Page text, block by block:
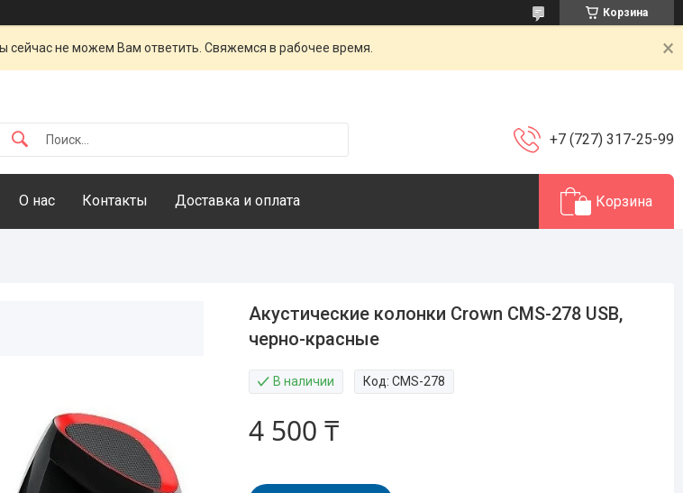
Корзина
сейчас не можем Вам ответить. Свяжемся в рабочее время.
+7 (727) 317-25-99
О нас Контакты Доставка и оплата Корзина
Акустические колонки Crown CMS-278 USB,
черно-красные
В наличии Код:CMS-278
4 500 ₸